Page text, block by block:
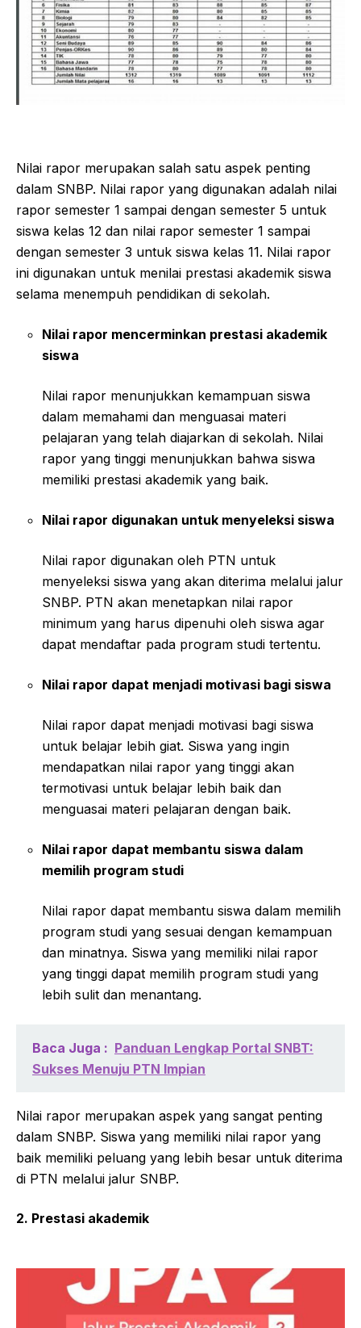
Nilai rapor merupakan salah satu aspek penting
dalam SNBP. Nilai rapor yang digunakan adalah nilai
rapor semester 1 sampai dengan semester 5 untuk
siswa kelas 12 dan nilai rapor semester 1 sampai
dengan semester 3 untuk siswa kelas 11. Nilai rapor
ini digunakan untuk menilai prestasi akademik siswa
selama menempuh pendidikan di sekolah.
Nilai rapor mencerminkan prestasi akademik
siswa
Nilai rapor menunjukkan kemampuan siswa
dalam memahami dan menguasai materi
pelajaran yang telah diajarkan di sekolah. Nilai
rapor yang tinggi menunjukkan bahwa siswa
memiliki prestasi akademik yang baik.
Nilai rapor digunakan untuk menyeleksi siswa
Nilai rapor digunakan oleh PTN untuk
menyeleksi siswa yang akan diterima melalui jalur
SNBP. PTN akan menetapkan nilai rapor
minimum yang harus dipenuhi oleh siswa agar
dapat mendaftar pada program studi tertentu.
Nilai rapor dapat menjadi motivasi bagi siswa
Nilai rapor dapat menjadi motivasi bagi siswa
untuk belajar lebih giat. Siswa yang ingin
mendapatkan nilai rapor yang tinggi akan
termotivasi untuk belajar lebih baik dan
menguasai materi pelajaran dengan baik.
Nilai rapor dapat membantu siswa dalam
memilih program studi
Nilai rapor dapat membantu siswa dalam memilih
program studi yang sesuai dengan kemampuan
dan minatnya. Siswa yang memiliki nilai rapor
yang tinggi dapat memilih program studi yang
lebih sulit dan menantang.
Baca Juga : Panduan Lengkap Portal SNBT:
Sukses Menuju PTN Impian
Nilai rapor merupakan aspek yang sangat penting
dalam SNBP. Siswa yang memiliki nilai rapor yang
baik memiliki peluang yang lebih besar untuk diterima
di PTN melalui jalur SNBP.
2. Prestasi akademik